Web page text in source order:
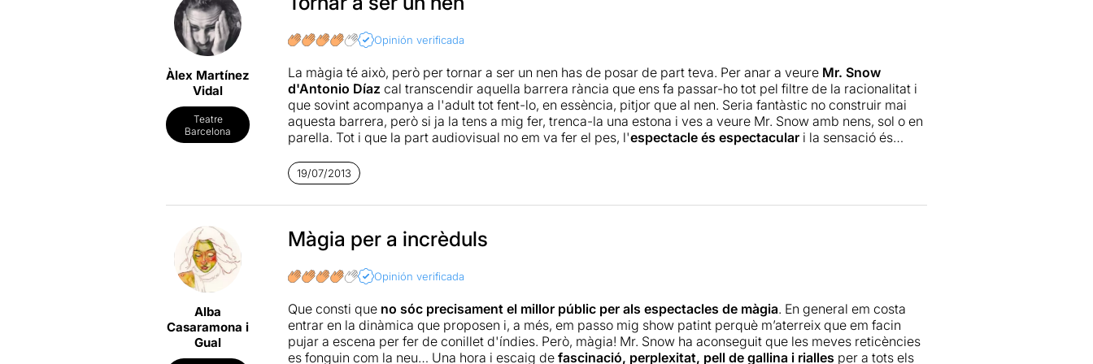
Àlex Martínez
Vidal
Teatre
Barcelona
Opinión verificada
La màgia té això, però per tornar a ser un nen has de posar de part teva. Per anar a veureMr. Snow
d'Antonio Díaz cal transcendir aquella barrera rància que ens fa passar-ho tot pel filtre de la racionalitat i
que sovint acompanya a l'adult tot fent-lo, en essència, pitjor que al nen. Seria fantàstic no construir mai
aquesta barrera, però si ja la tens a mig fer, trenca-la una estona i ves a veure Mr. Snow amb nens, sol o en
parella. Tot i que la part audiovisual no em va fer el pes, l'espectacle és espectaculari la sensació és
va la bona màgia, de creure que tot és possible, de deixar-te enganyar.
les il·lusions!
19/07/2013
Alba
Casaramona i
Gual
Màgia per a incrèduls
Opinión verificada
Que consti que no sóc precisament el millor públic per als espectacles de màgia. En general em costa
entrar en la dinàmica que proposen i, a més, em passo mig show patint perquè m’aterreix que em facin
pujar a escena per fer de conillet d'índies. Però, màgia! Mr. Snow ha aconseguit que les meves reticències
es fonguin com la neu… Una hora i escaig defascinació, perplexitat, pell de gallina i rialles per a tots els